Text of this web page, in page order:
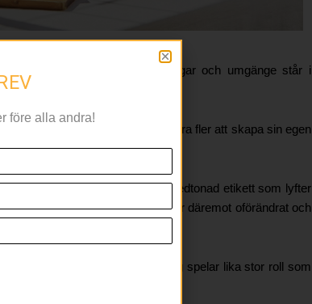
då lättare serveringar och umgänge står i
det här samarbetet vill vi inspirera fler att skapa sin egen
Manager Campari Sverige.
med räfflat glas och en nedtonad etikett som lyfter
blandas. Själva receptet är däremot oförändrat och
känsla och socialt sammanhang spelar lika stor roll som
före alla andra!